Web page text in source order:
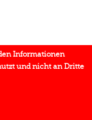
Informationen
und nicht an Dritte